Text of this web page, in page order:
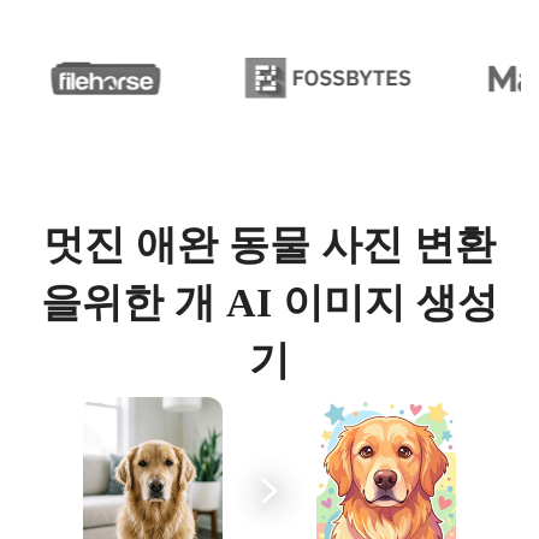
멋진 애완 동물 사진 변환
을위한 개 AI 이미지 생성
기